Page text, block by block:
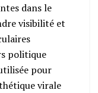
dans le
visibilité et
politique
pour
virale